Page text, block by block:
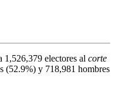
1,526,379 electores al corte
(52.9%) y 718,981 hombres